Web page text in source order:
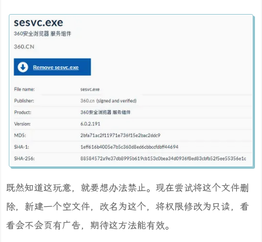
既然知道这玩意，就要想办法禁止。现在尝试将这个文件删
除，新建一个空文件，改名为这个，将权限修改为只读，看
看会不会页有广告，期待这方法能有效。